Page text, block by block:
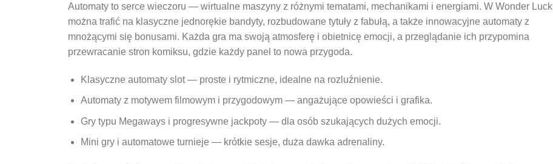
Automaty to serce wieczoru — wirtualne maszyny z różnymi tematami, mechanikami i energiami. W Wonder Luck
można trafić na klasyczne jednorękie bandyty, rozbudowane tytuły z fabułą, a także innowacyjne automaty z
mnożącymi się bonusami. Każda gra ma swoją atmosferę i obietnicę emocji, a przeglądanie ich przypomina
przewracanie stron komiksu, gdzie każdy panel to nowa przygoda.
Klasyczne automaty slot — proste i rytmiczne, idealne na rozluźnienie.
Automaty z motywem filmowym i przygodowym — angażujące opowieści i grafika.
Gry typu Megaways i progresywne jackpoty — dla osób szukających dużych emocji.
Mini gry i automatowe turnieje — krótkie sesje, duża dawka adrenaliny.